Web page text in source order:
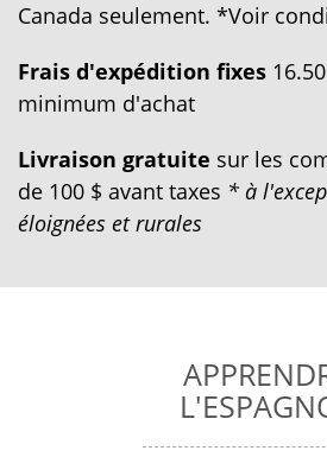
Canada seulement. *Voir
Frais d'expédition fixes
minimum d'achat
Livraison gratuite sur les
de 100 $ avant taxes * à
éloignées et rurales